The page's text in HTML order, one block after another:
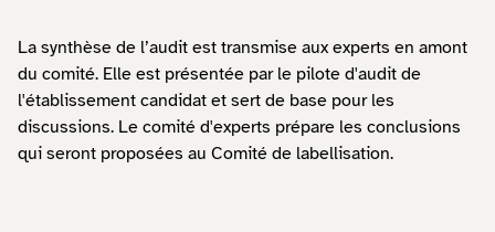
La synthèse de l’audit est transmise aux experts en amont
du comité. Elle est présentée par le pilote d'audit de
l'établissement candidat et sert de base pour les
discussions. Le comité d'experts prépare les conclusions
qui seront proposées au Comité de labellisation.